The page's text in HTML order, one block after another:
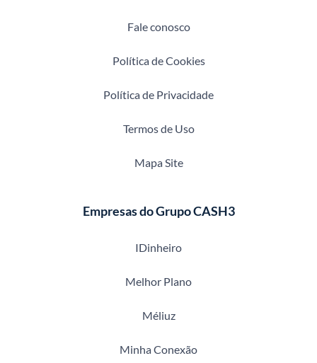
Fale conosco
Política de Cookies
Política de Privacidade
Termos de Uso
Mapa Site
Empresas do Grupo CASH3
IDinheiro
Melhor Plano
Méliuz
Minha Conexão